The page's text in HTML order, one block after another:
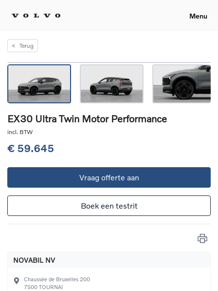
Menu
< Terug
EX30 Ultra Twin Motor Performance
incl. BTW
€ 59.645
Vraag offerte aan
Boek een testrit
NOVABIL NV
Chaussée de Bruxelles 200
7500 TOURNAI